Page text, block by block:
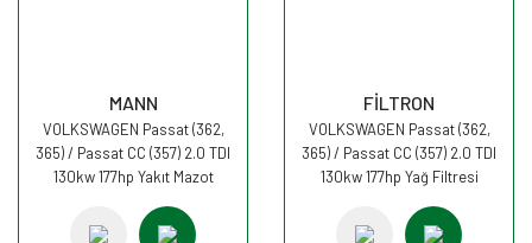
MANN
VOLKSWAGEN Passat (362,
365) / Passat CC (357) 2.0 TDI
130kw 177hp Yakıt Mazot
FİLTRON
VOLKSWAGEN Passat (362,
365) / Passat CC (357) 2.0 TDI
130kw 177hp Yağ Filtresi